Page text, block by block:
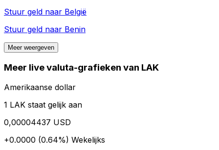
Stuur geld naar België
Stuur geld naar Benin
Meer weergeven
Meer live valuta-grafieken van LAK
Amerikaanse dollar
1 LAK staat gelijk aan
0,00004437 USD
+0.0000 (0.64%) Wekelijks